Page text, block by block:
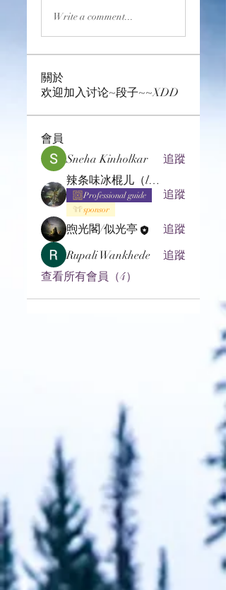
Write a comment...
關於
欢迎加入讨论~段子~~XDD
會員
Sneha Kinholkar
追蹤
辣条味冰棍儿（lof别玩了要氪金的）
Professional guide
sponsor
追蹤
煦光閣/似光亭
追蹤
Rupali Wankhede
追蹤
查看所有會員（4）